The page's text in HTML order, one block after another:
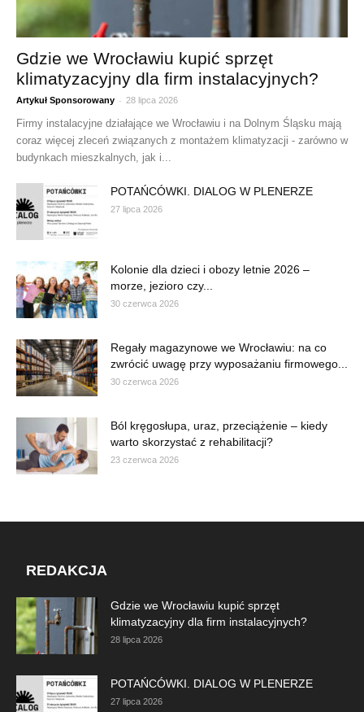
Gdzie we Wrocławiu kupić sprzęt
klimatyzacyjny dla firm instalacyjnych?
Artykuł Sponsorowany - 28 lipca 2026
Firmy instalacyjne działające we Wrocławiu i na Dolnym Śląsku mają
coraz więcej zleceń związanych z montażem klimatyzacji - zarówno w
budynkach mieszkalnych, jak i...
POTAŃCÓWKI. DIALOG W PLENERZE
27 lipca 2026
Kolonie dla dzieci i obozy letnie 2026 –
morze, jezioro czy...
30 czerwca 2026
Regały magazynowe we Wrocławiu: na co
zwrócić uwagę przy wyposażaniu firmowego...
30 czerwca 2026
Ból kręgosłupa, uraz, przeciążenie – kiedy
warto skorzystać z rehabilitacji?
23 czerwca 2026
REDAKCJA
Gdzie we Wrocławiu kupić sprzęt
klimatyzacyjny dla firm instalacyjnych?
28 lipca 2026
POTAŃCÓWKI. DIALOG W PLENERZE
27 lipca 2026